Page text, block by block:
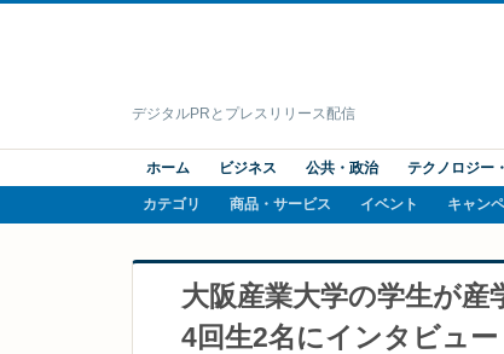
デジタルPRとプレスリリース配信
ホーム ビジネス 公共・政治 テクノロジー
カテゴリ 商品・サービス イベント キャン
大阪産業大学の学生が
4回生2名にインタビュー